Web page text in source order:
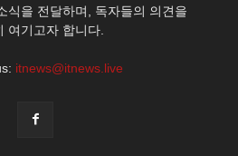
식을 전달하며, 독자들의 의견을
여기고자 합니다.
itnews@itnews.live